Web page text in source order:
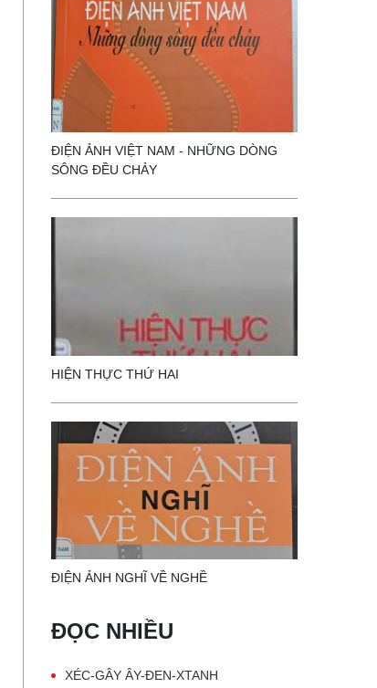
ĐIỆN ẢNH VIỆT NAM - NHỮNG DÒNG
SÔNG ĐỀU CHẢY
HIỆN THỰC THỨ HAI
ĐIỆN ẢNH NGHĨ VỀ NGHỀ
ĐỌC NHIỀU
XÉC-GÂY ÂY-ĐEN-XTANH